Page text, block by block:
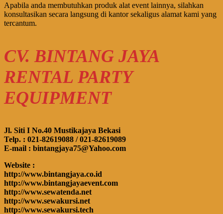
Apabila anda membutuhkan produk alat event lainnya, silahkan
konsultasikan secara langsung di kantor sekaligus alamat kami yang
tercantum.
CV. BINTANG JAYA
RENTAL PARTY
EQUIPMENT
Jl. Siti I No.40 Mustikajaya Bekasi
Telp. : 021-82619088 / 021-82619089
E-mail : bintangjaya75@Yahoo.com
Website :
http://www.bintangjaya.co.id
http://www.bintangjayaevent.com
http://www.sewatenda.net
http://www.sewakursi.net
http://www.sewakursi.tech